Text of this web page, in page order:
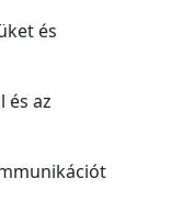
és
és az